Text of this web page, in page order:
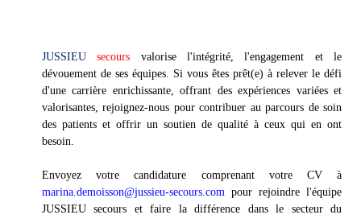
JUSSIEU secours valorise l'intégrité, l'engagement et le
dévouement de ses équipes. Si vous êtes prêt(e) à relever le défi
d'une carrière enrichissante, offrant des expériences variées et
valorisantes, rejoignez-nous pour contribuer au parcours de soin
des patients et offrir un soutien de qualité à ceux qui en ont
besoin.
Envoyez votre candidature comprenant votre CV à
marina.demoisson@jussieu-secours.com pour rejoindre l'équipe
JUSSIEU secours et faire la différence dans le secteur du